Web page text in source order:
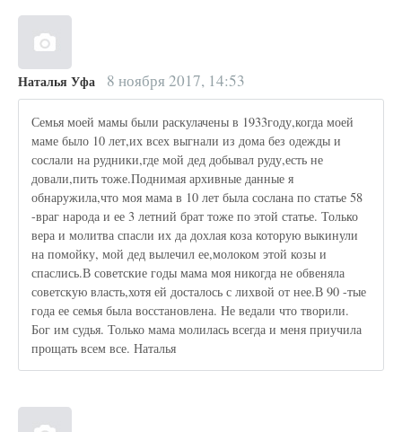
Наталья Уфа 8 ноября 2017, 14:53
Семья моей мамы были раскулачены в 1933году,когда моей
маме было 10 лет,их всех выгнали из дома без одежды и
сослали на рудники,где мой дед добывал руду,есть не
довали,пить тоже.Поднимая архивные данные я
обнаружила,что моя мама в 10 лет была сослана по статье 58
-враг народа и ее 3 летний брат тоже по этой статье. Только
вера и молитва спасли их да дохлая коза которую выкинули
на помойку, мой дед вылечил ее,молоком этой козы и
спаслись.В советские годы мама моя никогда не обвеняла
советскую власть,хотя ей досталось с лихвой от нее.В 90 -тые
года ее семья была восстановлена. Не ведали что творили.
Бог им судья. Только мама молилась всегда и меня приучила
прощать всем все. Наталья